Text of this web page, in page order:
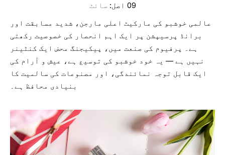
09 اصل:
سائٹ
عالمی خوشبو کی مارکیٹ اعلی مارجن، شدید مسابقت اور
برانڈ پرسیپشن پر ایک اہم انحصار کی خصوصیت رکھتی
ہے۔ پرفیوم کی صنعت میں، پیکیجنگ محض ایک کنٹینر
نہیں ہے — یہ خود خوشبو کی توسیع ہے، عیش و آرام کی
ایک قابل توجہ نمائندگی، اور مصنوعات کی سالمیت کا
بنیادی محافظ ہے۔